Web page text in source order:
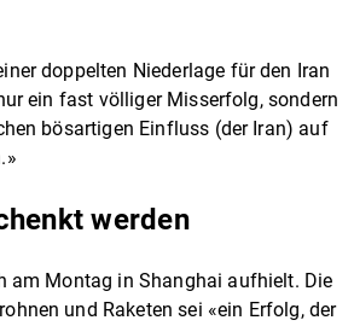
doppelten Niederlage für den Iran
ein fast völliger Misserfolg, sondern
bösartigen Einfluss (der Iran) auf
werden
am Montag in Shanghai aufhielt. Die
und Raketen sei «ein Erfolg, der